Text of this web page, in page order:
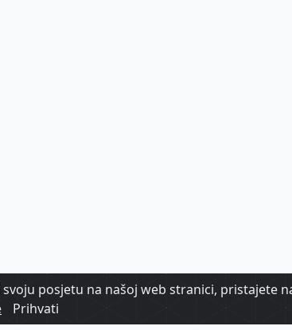
posjetu na našoj web stranici, pristajete
Prihvati